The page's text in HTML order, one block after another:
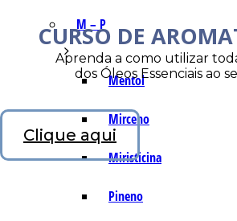
M – P
Mentol
Mirceno
Miristicina
Pineno
CURSO DE
Aprenda a como utilizar
dos Óleos Essenciais ao
Clique aqui